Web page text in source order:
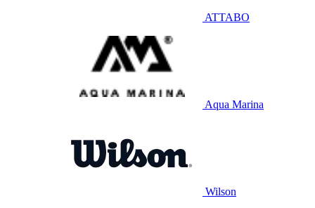
ATTABO
Aqua Marina
Wilson